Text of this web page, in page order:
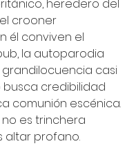
heredero del
crooner
él conviven el
la autoparodia
grandilocuencia casi
busca credibilidad
comunión escénica.
es trinchera
altar profano.